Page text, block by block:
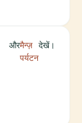
औरमैन्ज़
पर्यटन
देखें।